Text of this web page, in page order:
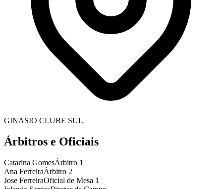
GINASIO CLUBE SUL
Árbitros e Oficiais
Catarina GomesÁrbitro 1
Ana FerreiraÁrbitro 2
Jose FerreiraOficial de Mesa 1